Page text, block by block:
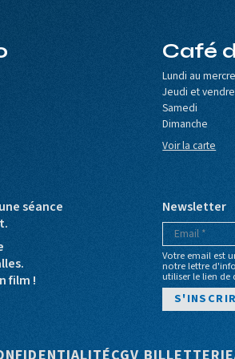
Café
Lundi au
Jeudi et
Samedi
Dimanche
Voir la carte
séance
film !
Newsletter
Votre email est
notre lettre
utiliser le lien de